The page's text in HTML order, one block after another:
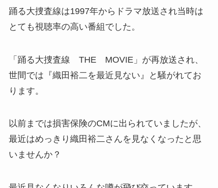
踊る大捜査線は1997年からドラマ放送され当時は
とても視聴率の高い番組でした。
「踊る大捜査線 THE MOVIE」が再放送され、
世間では『織田裕二を最近見ない』と騒がれてお
ります。
以前までは損害保険のCMに出られていましたが、
最近はめっきり織田裕二さんを見なくなったと思
いませんか？